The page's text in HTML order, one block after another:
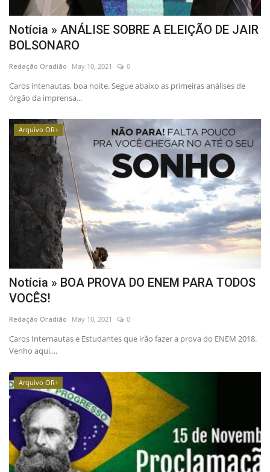
Notícia » ANÁLISE SOBRE A ELEIÇÃO DE JAIR
BOLSONARO
Redação Oradião May 10, 2021 0
Caros intenautas, boa noite. Segue abaixo as primeiras análises de
órgão da imprensa...
Arquivo OR+
Notícia » BOA PROVA DO ENEM PARA TODOS
VOCÊS!
Redação Oradião May 10, 2021 0
Caros Internautas e Estudantes que irão fazer a prova do ENEM 2018.
Venho aqui,...
Arquivo OR+